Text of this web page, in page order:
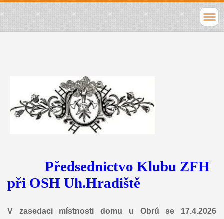
Předsednictvo Klubu ZFH
při OSH Uh.Hradiště
V zasedaci místnosti domu u Obrů se 17.4.2026